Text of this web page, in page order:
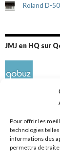
Pour offrir les
technologies
informations des
permettra de
Roland D-
JMJ en HQ sur
Réseaux sociaux